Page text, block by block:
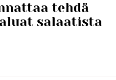
tehdä
salaatista